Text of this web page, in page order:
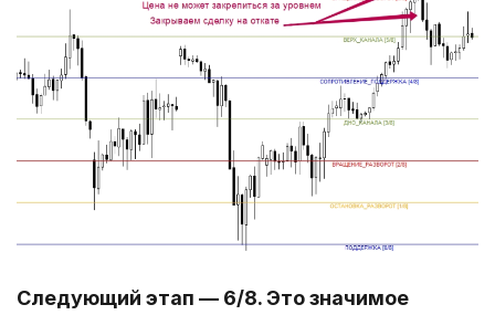
Следующий этап ― 6/8. Это значимое